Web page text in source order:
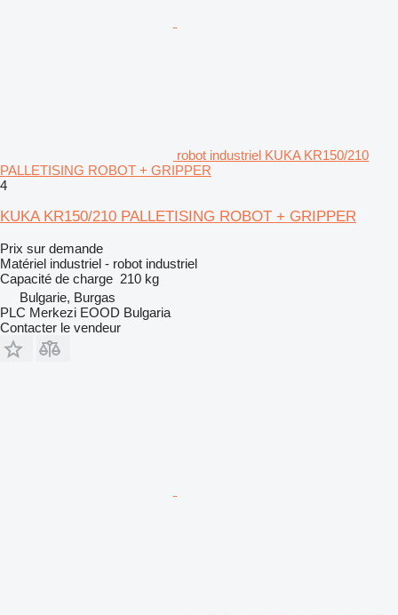
robot industriel KUKA KR150/210
PALLETISING ROBOT + GRIPPER
4
KUKA KR150/210 PALLETISING ROBOT + GRIPPER
Prix sur demande
Matériel industriel - robot industriel
Capacité de charge 210 kg
Bulgarie, Burgas
PLC Merkezi EOOD Bulgaria
Contacter le vendeur